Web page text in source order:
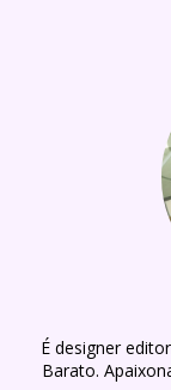
É designer
Barato.